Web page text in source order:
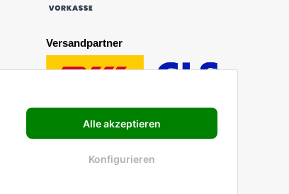
Versandpartner
Alle akzeptieren
Konfigurieren